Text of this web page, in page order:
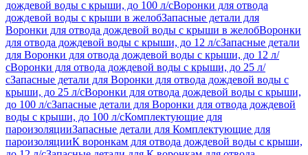
дождевой воды с крыши, до 100 л/сВоронки для отвода
дождевой воды с крыши в желобЗапасные детали для
Воронки для отвода дождевой воды с крыши в желобВоронки
для отвода дождевой воды с крыши, до 12 л/сЗапасные детали
для Воронки для отвода дождевой воды с крыши, до 12 л/
сВоронки для отвода дождевой воды с крыши, до 25 л/
сЗапасные детали для Воронки для отвода дождевой воды с
крыши, до 25 л/сВоронки для отвода дождевой воды с крыши,
до 100 л/сЗапасные детали для Воронки для отвода дождевой
воды с крыши, до 100 л/сКомплектующие для
пароизоляцииЗапасные детали для Комплектующие для
пароизоляцииК воронкам для отвода дождевой воды с крыши,